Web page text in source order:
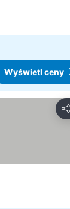
Wyświetl ceny